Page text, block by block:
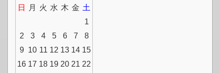
日 月 火 水 木 金 土
1
2
3 4 5 6 7
8
9 10 11 12 13 14 15
16 17 18 19 20 21 22